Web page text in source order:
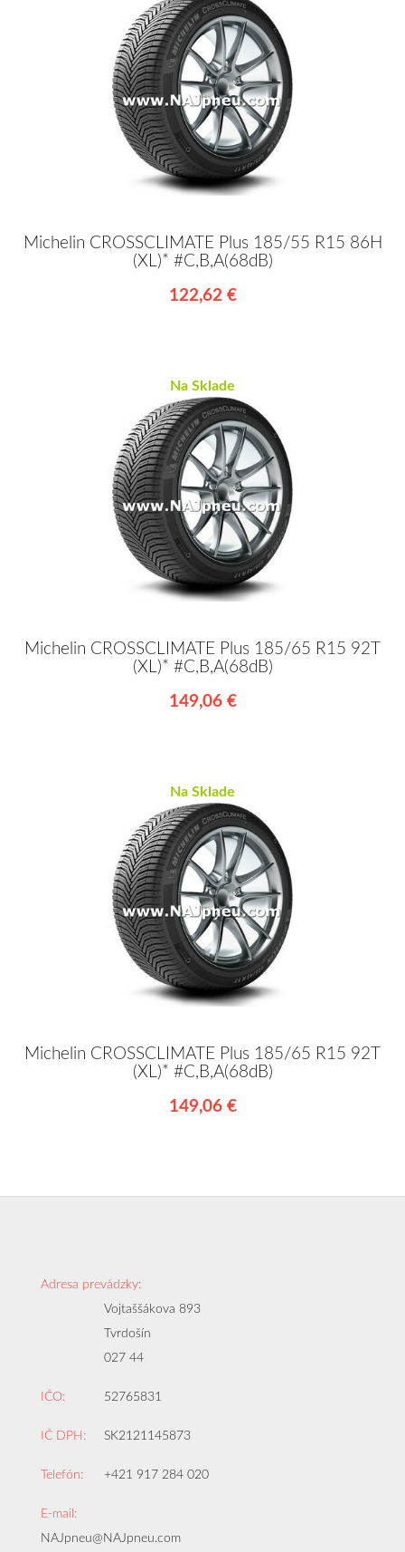
Michelin CROSSCLIMATE Plus 185/55 R15 86H
(XL)* #C,B,A(68dB)
122,62 €
Na Sklade
Michelin CROSSCLIMATE Plus 185/65 R15 92T
(XL)* #C,B,A(68dB)
149,06 €
Na Sklade
Michelin CROSSCLIMATE Plus 185/65 R15 92T
(XL)* #C,B,A(68dB)
149,06 €
Adresa prevádzky:
Vojtaššákova 893
Tvrdošín
027 44
IČO: 52765831
IČ DPH: SK2121145873
Telefón: +421 917 284 020
E-mail:
NAJpneu@NAJpneu.com